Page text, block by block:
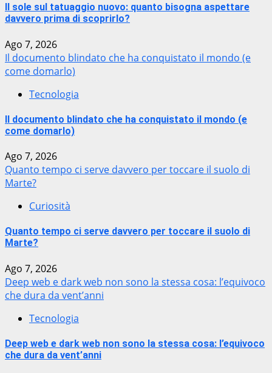
Il sole sul tatuaggio nuovo: quanto bisogna aspettare
davvero prima di scoprirlo?
Ago 7, 2026
Il documento blindato che ha conquistato il mondo (e
come domarlo)
Tecnologia
Il documento blindato che ha conquistato il mondo (e
come domarlo)
Ago 7, 2026
Quanto tempo ci serve davvero per toccare il suolo di
Marte?
Curiosità
Quanto tempo ci serve davvero per toccare il suolo di
Marte?
Ago 7, 2026
Deep web e dark web non sono la stessa cosa: l’equivoco
che dura da vent’anni
Tecnologia
Deep web e dark web non sono la stessa cosa: l’equivoco
che dura da vent’anni